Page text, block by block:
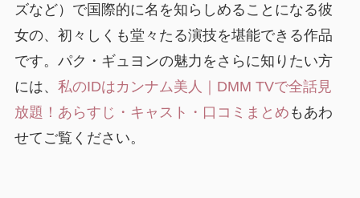
ズなど）で国際的に名を知らしめることになる彼
女の、初々しくも堂々たる演技を堪能できる作品
です。パク・ギュヨンの魅力をさらに知りたい方
には、 私のIDはカンナム美人｜DMM TVで全話見
放題！あらすじ・キャスト・口コミまとめ もあわ
せてご覧ください。